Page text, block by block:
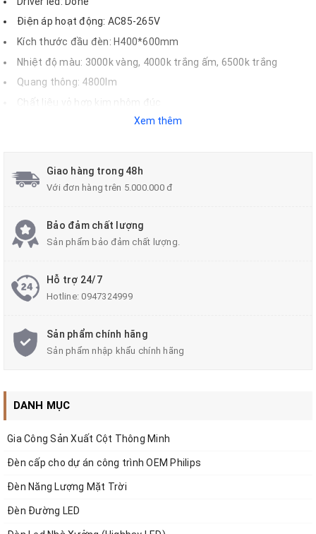
Điện áp hoạt động: AC85-265V
Kích thước đầu đèn: H400*600mm
Nhiệt độ màu: 3000k vàng, 4000k trắng ấm, 6500k trắng
Quang thông: 4800lm
Chất liệu vỏ hợp kim nhôm đúc
Màu sắc vỏ đèn: đen hoặc xám
Gó chiếu sáng: 180 độ
Nhiệt độ môi trường: từ -30
Xem thêm
Giao hàng trong 48h
Với đơn hàng trên 5.000.000 đ
Bảo đảm chất lượng
Sản phẩm bảo đảm chất lượng.
Hỗ trợ 24/7
Hotline:0947324999
Sản phẩm chính hãng
Sản phẩm nhập khẩu chính hãng
DANH MỤC
Gia Công Sản Xuất Cột Thông Minh
Đèn cấp cho dự án công trình OEM Philips
Đèn Năng Lượng Mặt Trời
Đèn Đường LED